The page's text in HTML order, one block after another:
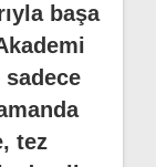
başa
tez